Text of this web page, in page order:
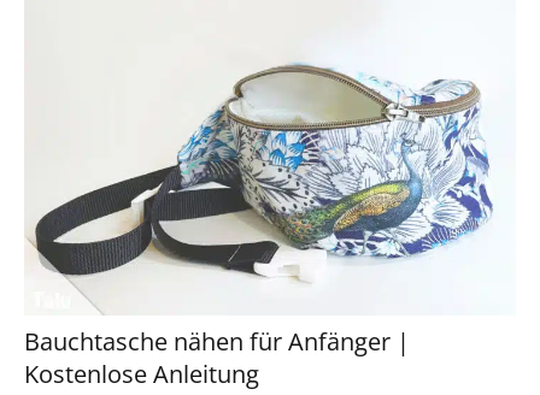
Bauchtasche nähen für Anfänger |
Kostenlose Anleitung